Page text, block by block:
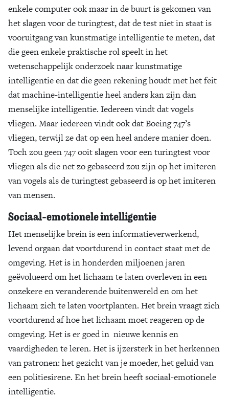
enkele computer ook maar in de buurt is gekomen van
het slagen voor de turingtest, dat de test niet in staat is
vooruitgang van kunstmatige intelligentie te meten, dat
die geen enkele praktische rol speelt in het
wetenschappelijk onderzoek naar kunstmatige
intelligentie en dat die geen rekening houdt met het feit
dat machine-intelligentie heel anders kan zijn dan
menselijke intelligentie. Iedereen vindt dat vogels
vliegen. Maar iedereen vindt ook dat Boeing 747’s
vliegen, terwijl ze dat op een heel andere manier doen.
Toch zou geen 747 ooit slagen voor een turingtest voor
vliegen als die net zo gebaseerd zou zijn op het imiteren
van vogels als de turingtest gebaseerd is op het imiteren
van mensen.
Sociaal-emotionele intelligentie
Het menselijke brein is een informatieverwerkend,
levend orgaan dat voortdurend in contact staat met de
omgeving. Het is in honderden miljoenen jaren
geëvolueerd om het lichaam te laten overleven in een
onzekere en veranderende buitenwereld en om het
lichaam zich te laten voortplanten. Het brein vraagt zich
voortdurend af hoe het lichaam moet reageren op de
omgeving. Het is er goed in nieuwe kennis en
vaardigheden te leren. Het is ijzersterk in het herkennen
van patronen: het gezicht van je moeder, het geluid van
een politiesirene. En het brein heeft sociaal-emotionele
intelligentie.